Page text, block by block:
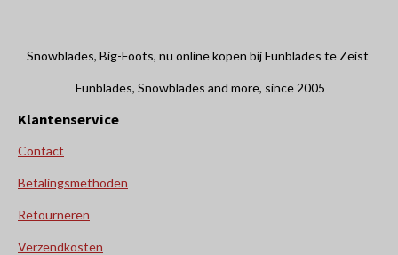
Snowblades, Big-Foots, nu online kopen bij Funblades te Zeist
Funblades, Snowblades and more, since 2005
Klantenservice
Contact
Betalingsmethoden
Retourneren
Verzendkosten